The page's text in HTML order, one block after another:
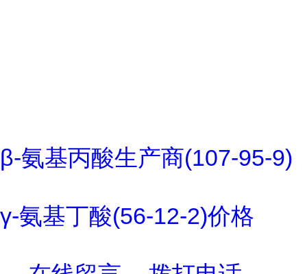
β-氨基丙酸生产商(107-95-9)
γ-氨基丁酸(56-12-2)价格